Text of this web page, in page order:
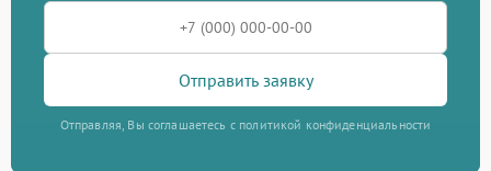
Отправить заявку
Отправляя, Вы соглашаетесь с политикой конфиденциальности